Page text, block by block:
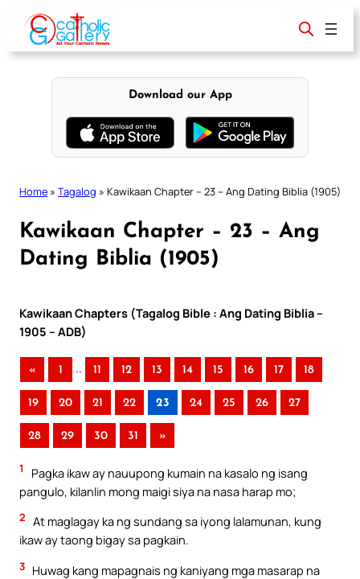
content
Download our App
Home » Tagalog » Kawikaan Chapter – 23 – Ang Dating Biblia (1905)
Kawikaan Chapter – 23 – Ang
Dating Biblia (1905)
Kawikaan Chapters (Tagalog Bible : Ang Dating Biblia –
1905 – ADB)
« 1 .. 11 12 13 14 15 16 17 18
19 20 21 22 23 24 25 26 27
28 29 30 31 »
1
Pagka ikaw ay nauupong kumain na kasalo ng isang
pangulo, kilanlin mong maigi siya na nasa harap mo;
2 At maglagay ka ng sundang sa iyong lalamunan, kung
ikaw ay taong bigay sa pagkain.
3 Huwag kang mapagnais ng kaniyang mga masarap na